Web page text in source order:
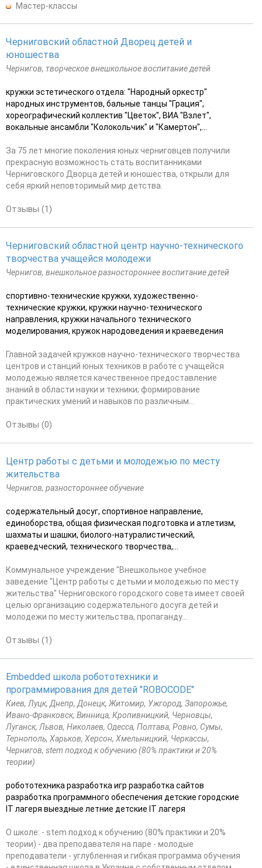
Мастер-классы
Черниговский областной Дворец детей и
юношества
Чернигов, творческое внешкольное воспитание детей
кружки эстетического отдела: "Народный оркестр"
народных инструментов, бальные танцы "Грация",
хореографический коллектив "Цветок", ВИА "Взлет",
вокальные ансамбли "Колокольчик" и "Камертон",...
За 75 лет многие поколения юных черниговцев получили
прекрасную возможность стать воспитанниками
Черниговского Дворца детей и юношества, открыли для
себя яркий неповторимый мир детства.
Отзывы (1)
Черниговский областной центр научно-технического
творчества учащейся молодежи
Чернигов, внешкольное разностороннее воспитание детей
спортивно-технические кружки, художественно-
технические кружки, кружки научно-технического
направления, кружки начального технического
моделирования, кружок народоведения и краеведения
Главной задачей кружков научно-технического творчества
центров и станций юных техников в работе с учащейся
молодежью является качественное предоставление
знаний в области науки и техники; формирование
практических умений и навыков по различным...
Отзывы (0)
Центр работы с детьми и молодежью по месту
жительства
Чернигов, разностороннее обучение
содержательный досуг, спортивное направление,
единоборства, общая физическая подготовка и атлетизм,
шахматы и шашки, биолого-натуралистический,
краеведческий, технического творчества,...
Коммунальное учреждение "Внешкольное учебное
заведение "Центр работы с детьми и молодежью по месту
жительства" Черниговского городского совета имеет своей
целью организацию содержательного досуга детей и
молодежи по месту жительства, пропаганду...
Отзывы (1)
Embedded школа робототехники и
программирования для детей "ROBOCODE"
Киев, Луцк, Днепр, Донецк, Житомир, Ужгород, Запорожье,
Ивано-Франковск, Винница, Кропивницкий, Черновцы,
Луганск, Львов, Николаев, Одесса, Полтава, Ровно, Сумы,
Тернополь, Харьков, Херсон, Хмельницкий, Черкассы,
Чернигов, stem подход к обучению (80% практики и 20%
теории)
робототехника разработка игр разработка сайтов
разработка программного обеспечения детские городские
IT лагеря выездные летние детские IT лагеря
О школе: - stem подход к обучению (80% практики и 20%
теории) - два преподавателя на паре - молодые
преподаватели - углубленная и гибкая программа обучения